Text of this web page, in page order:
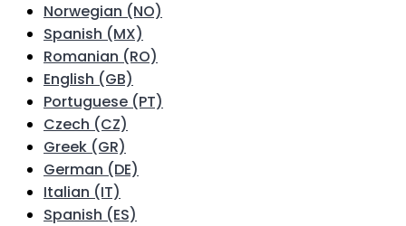
Norwegian (NO)
Spanish (MX)
Romanian (RO)
English (GB)
Portuguese (PT)
Czech (CZ)
Greek (GR)
German (DE)
Italian (IT)
Spanish (ES)